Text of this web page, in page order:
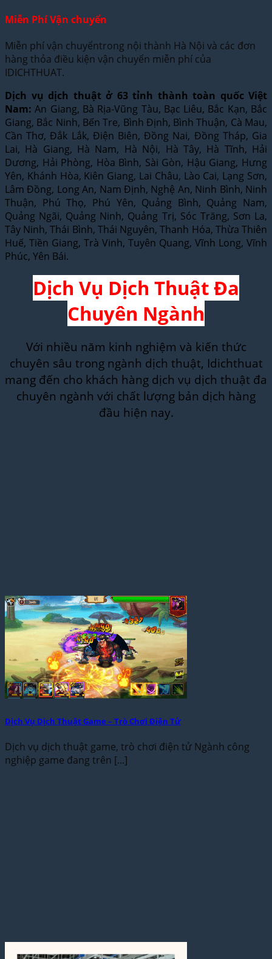
Miễn Phí Vận chuyển
Miễn phí vận chuyểntrong nội thành Hà Nội và các đơn
hàng thỏa điều kiện vận chuyển miễn phí của
IDICHTHUAT.
Dịch vụ dịch thuật ở 63 tỉnh thành toàn quốc Việt
Nam: An Giang, Bà Rịa-Vũng Tàu, Bạc Liêu, Bắc Kạn, Bắc
Giang, Bắc Ninh, Bến Tre, Bình Định, Bình Thuận, Cà Mau,
Cần Thơ, Đắk Lắk, Điện Biên, Đồng Nai, Đồng Tháp, Gia
Lai, Hà Giang, Hà Nam, Hà Nội, Hà Tây, Hà Tĩnh, Hải
Dương, Hải Phòng, Hòa Bình, Sài Gòn, Hậu Giang, Hưng
Yên, Khánh Hòa, Kiên Giang, Lai Châu, Lào Cai, Lạng Sơn,
Lâm Đồng, Long An, Nam Định, Nghệ An, Ninh Bình, Ninh
Thuận, Phú Thọ, Phú Yên, Quảng Bình, Quảng Nam,
Quảng Ngãi, Quảng Ninh, Quảng Trị, Sóc Trăng, Sơn La,
Tây Ninh, Thái Bình, Thái Nguyên, Thanh Hóa, Thừa Thiên
Huế, Tiền Giang, Trà Vinh, Tuyên Quang, Vĩnh Long, Vĩnh
Phúc, Yên Bái.
Dịch Vụ Dịch Thuật Đa
Chuyên Ngành
Với nhiều năm kinh nghiệm và kiến thức
chuyên sâu trong ngành dịch thuật, Idichthuat
mang đến cho khách hàng dịch vụ dịch thuật đa
chuyên ngành với chất lượng bản dịch hàng
đầu hiện nay.
Dịch Vụ Dịch Thuật Game – Trò Chơi Điện Tử
Dịch vụ dịch thuật game, trò chơi điện tử Ngành công
nghiệp game đang trên [...]